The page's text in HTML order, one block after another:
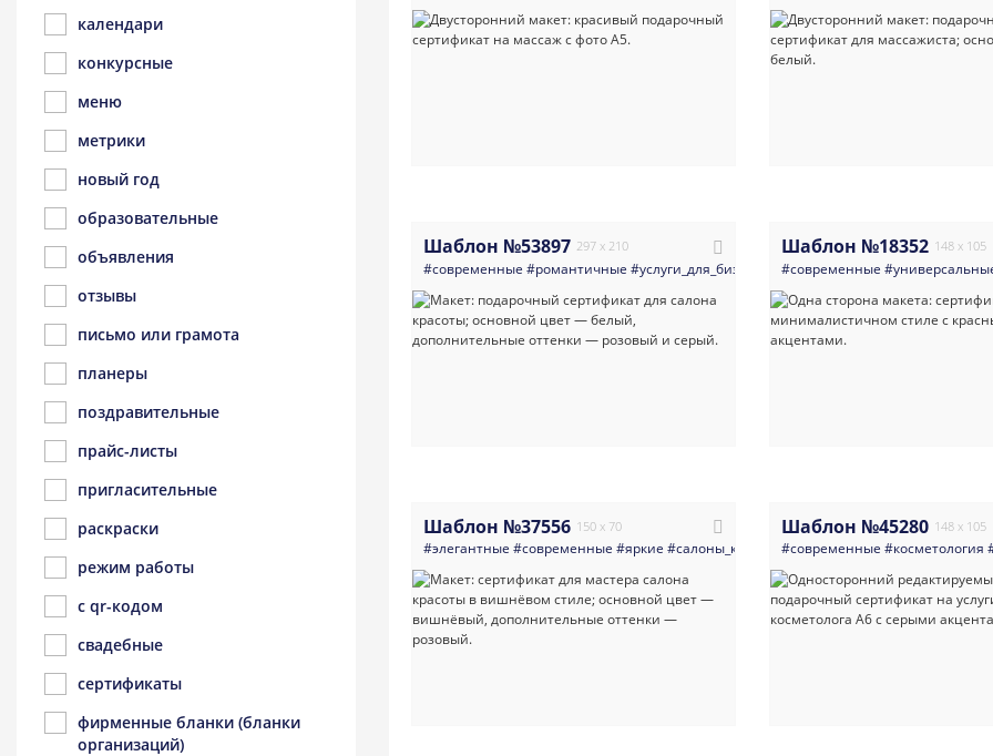
календари
конкурсные
меню
метрики
новый год
образовательные
объявления
отзывы
письмо или грамота
планеры
поздравительные
прайс-листы
пригласительные
раскраски
режим работы
с qr-кодом
свадебные
сертификаты
фирменные бланки (бланки
организаций)
Шаблон №53897 297 x 210
#современные #романтичные #услуги_для_бизнеса #дизайн#косметология
Шаблон №18352 148 x 105
#современные
Шаблон №37556 150 x 70
#элегантные #современные #яркие #салоны_красоты#листовка #8_марта
Шаблон №45280 148 x 105
#современные #косметология